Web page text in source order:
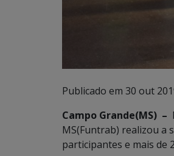
Publicado em 30 out
Campo Grande(MS) –
MS(Funtrab) realizou a
participantes e mais de